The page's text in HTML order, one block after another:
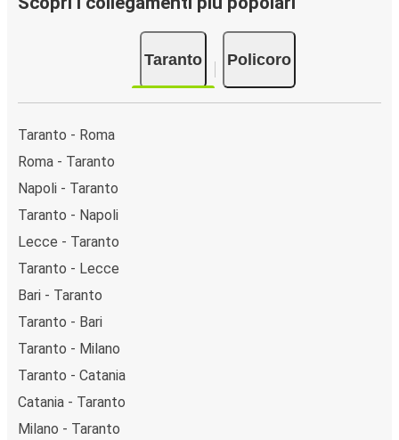
Taranto Policoro
Taranto - Roma
Roma - Taranto
Napoli - Taranto
Taranto - Napoli
Lecce - Taranto
Taranto - Lecce
Bari - Taranto
Taranto - Bari
Taranto - Milano
Taranto - Catania
Catania - Taranto
Milano - Taranto